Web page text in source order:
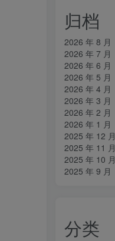
归档
2026 年 8 月
2026 年 7 月
2026 年 6 月
2026 年 5 月
2026 年 4 月
2026 年 3 月
2026 年 2 月
2026 年 1 月
2025 年 12 月
2025 年 11 月
2025 年 10 月
2025 年 9 月
分类